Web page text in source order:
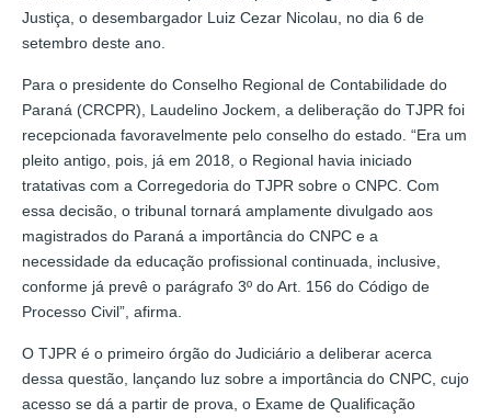
Justiça, o desembargador Luiz Cezar Nicolau, no dia 6 de
setembro deste ano.
Para o presidente do Conselho Regional de Contabilidade do
Paraná (CRCPR), Laudelino Jockem, a deliberação do TJPR foi
recepcionada favoravelmente pelo conselho do estado. “Era um
pleito antigo, pois, já em 2018, o Regional havia iniciado
tratativas com a Corregedoria do TJPR sobre o CNPC. Com
essa decisão, o tribunal tornará amplamente divulgado aos
magistrados do Paraná a importância do CNPC e a
necessidade da educação profissional continuada, inclusive,
conforme já prevê o parágrafo 3º do Art. 156 do Código de
Processo Civil”, afirma.
O TJPR é o primeiro órgão do Judiciário a deliberar acerca
dessa questão, lançando luz sobre a importância do CNPC, cujo
acesso se dá a partir de prova, o Exame de Qualificação